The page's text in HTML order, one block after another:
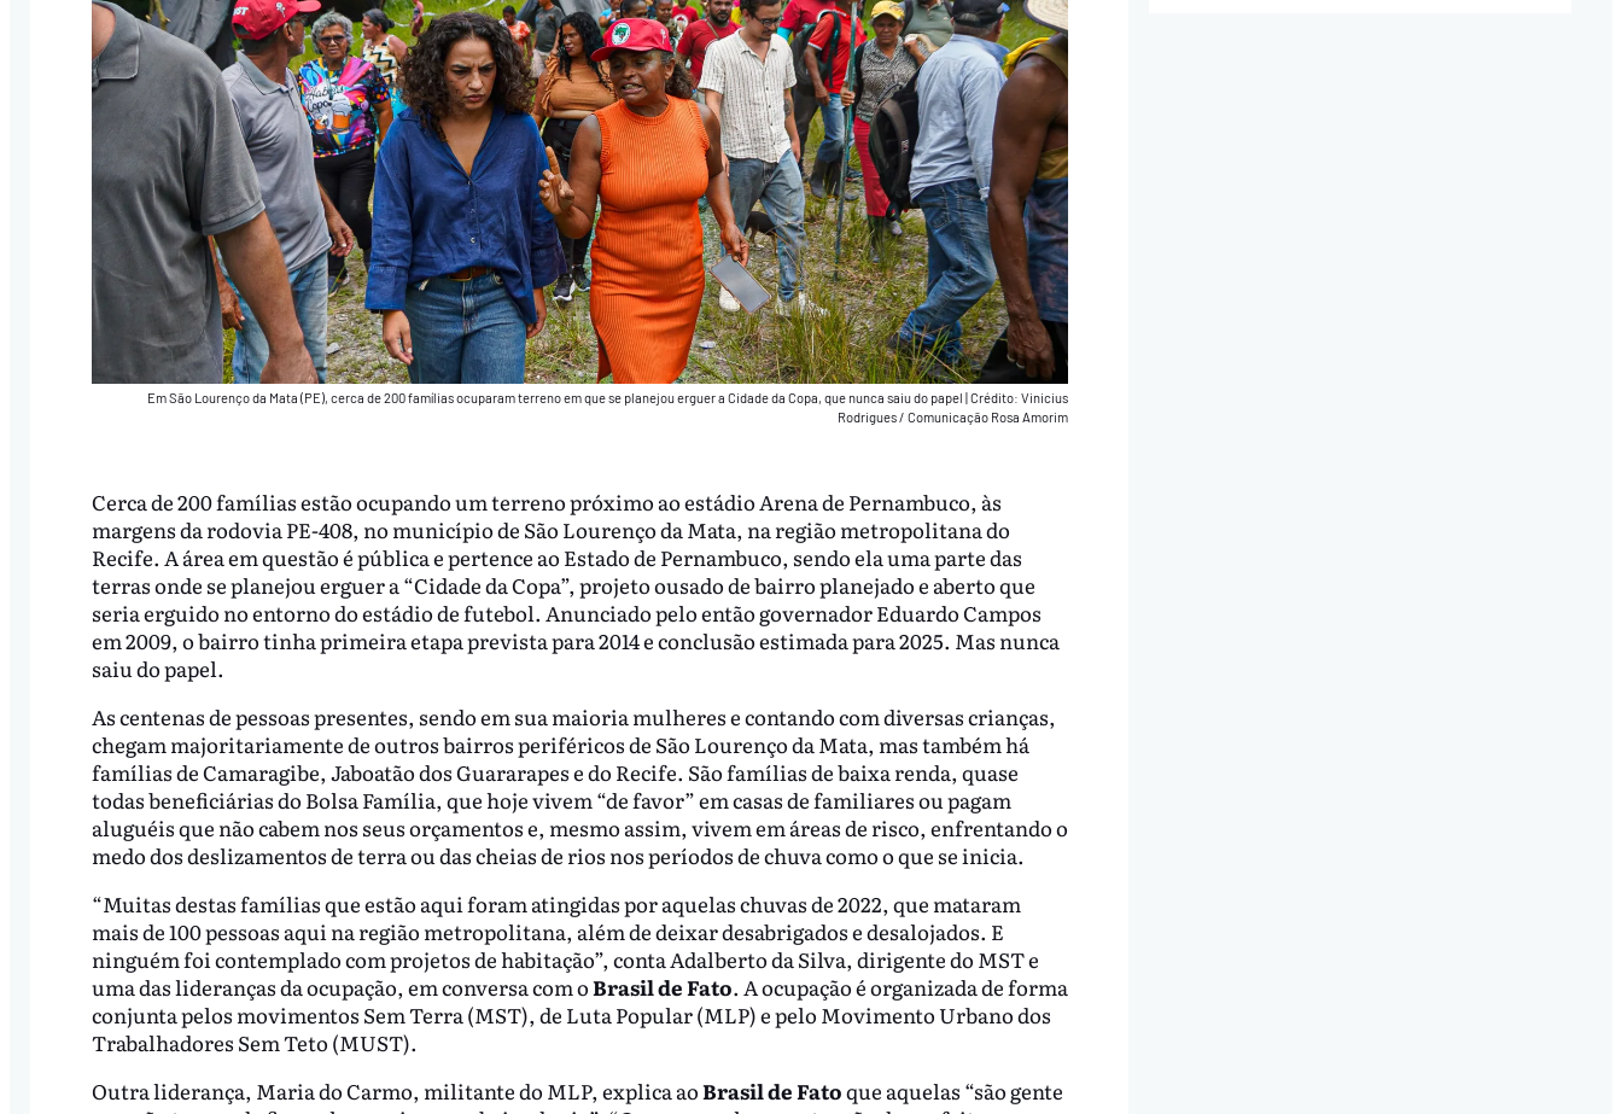
Em São Lourenço da Mata (PE), cerca de 200 famílias ocuparam terreno em que se planejou erguer a Cidade da Copa, que nunca saiu do papel |Crédito: Vinicius
Rodrigues / Comunicação Rosa Amorim
Cerca de 200 famílias estão ocupando um terreno próximo ao estádio Arena de Pernambuco, às
margens da rodovia PE-408, no município de São Lourenço da Mata, na região metropolitana do
Recife. A área em questão é pública e pertence ao Estado de Pernambuco, sendo ela uma parte das
terras onde se planejou erguer a “Cidade da Copa”, projeto ousado de bairro planejado e aberto que
seria erguido no entorno do estádio de futebol. Anunciado pelo então governador Eduardo Campos
em 2009, o bairro tinha primeira etapa prevista para 2014 e conclusão estimada para 2025. Mas nunca
saiu do papel.
As centenas de pessoas presentes, sendo em sua maioria mulheres e contando com diversas crianças,
chegam majoritariamente de outros bairros periféricos de São Lourenço da Mata, mas também há
famílias de Camaragibe, Jaboatão dos Guararapes e do Recife. São famílias de baixa renda, quase
todas beneficiárias do Bolsa Família, que hoje vivem “de favor” em casas de familiares ou pagam
aluguéis que não cabem nos seus orçamentos e, mesmo assim, vivem em áreas de risco, enfrentando o
medo dos deslizamentos de terra ou das cheias de rios nos períodos de chuva como o que se inicia.
“Muitas destas famílias que estão aqui foram atingidas por aquelas chuvas de 2022, que mataram
mais de 100 pessoas aqui na região metropolitana, além de deixar desabrigados e desalojados. E
ninguém foi contemplado com projetos de habitação”, conta Adalberto da Silva, dirigente do MST e
uma das lideranças da ocupação, em conversa com oBrasil de Fato. A ocupação é organizada de forma
conjunta pelos movimentos Sem Terra (MST), de Luta Popular (MLP) e pelo Movimento Urbano dos
Trabalhadores Sem Teto (MUST).
Outra liderança, Maria do Carmo, militante do MLP, explica aoBrasil de Fatoque aquelas “são gente